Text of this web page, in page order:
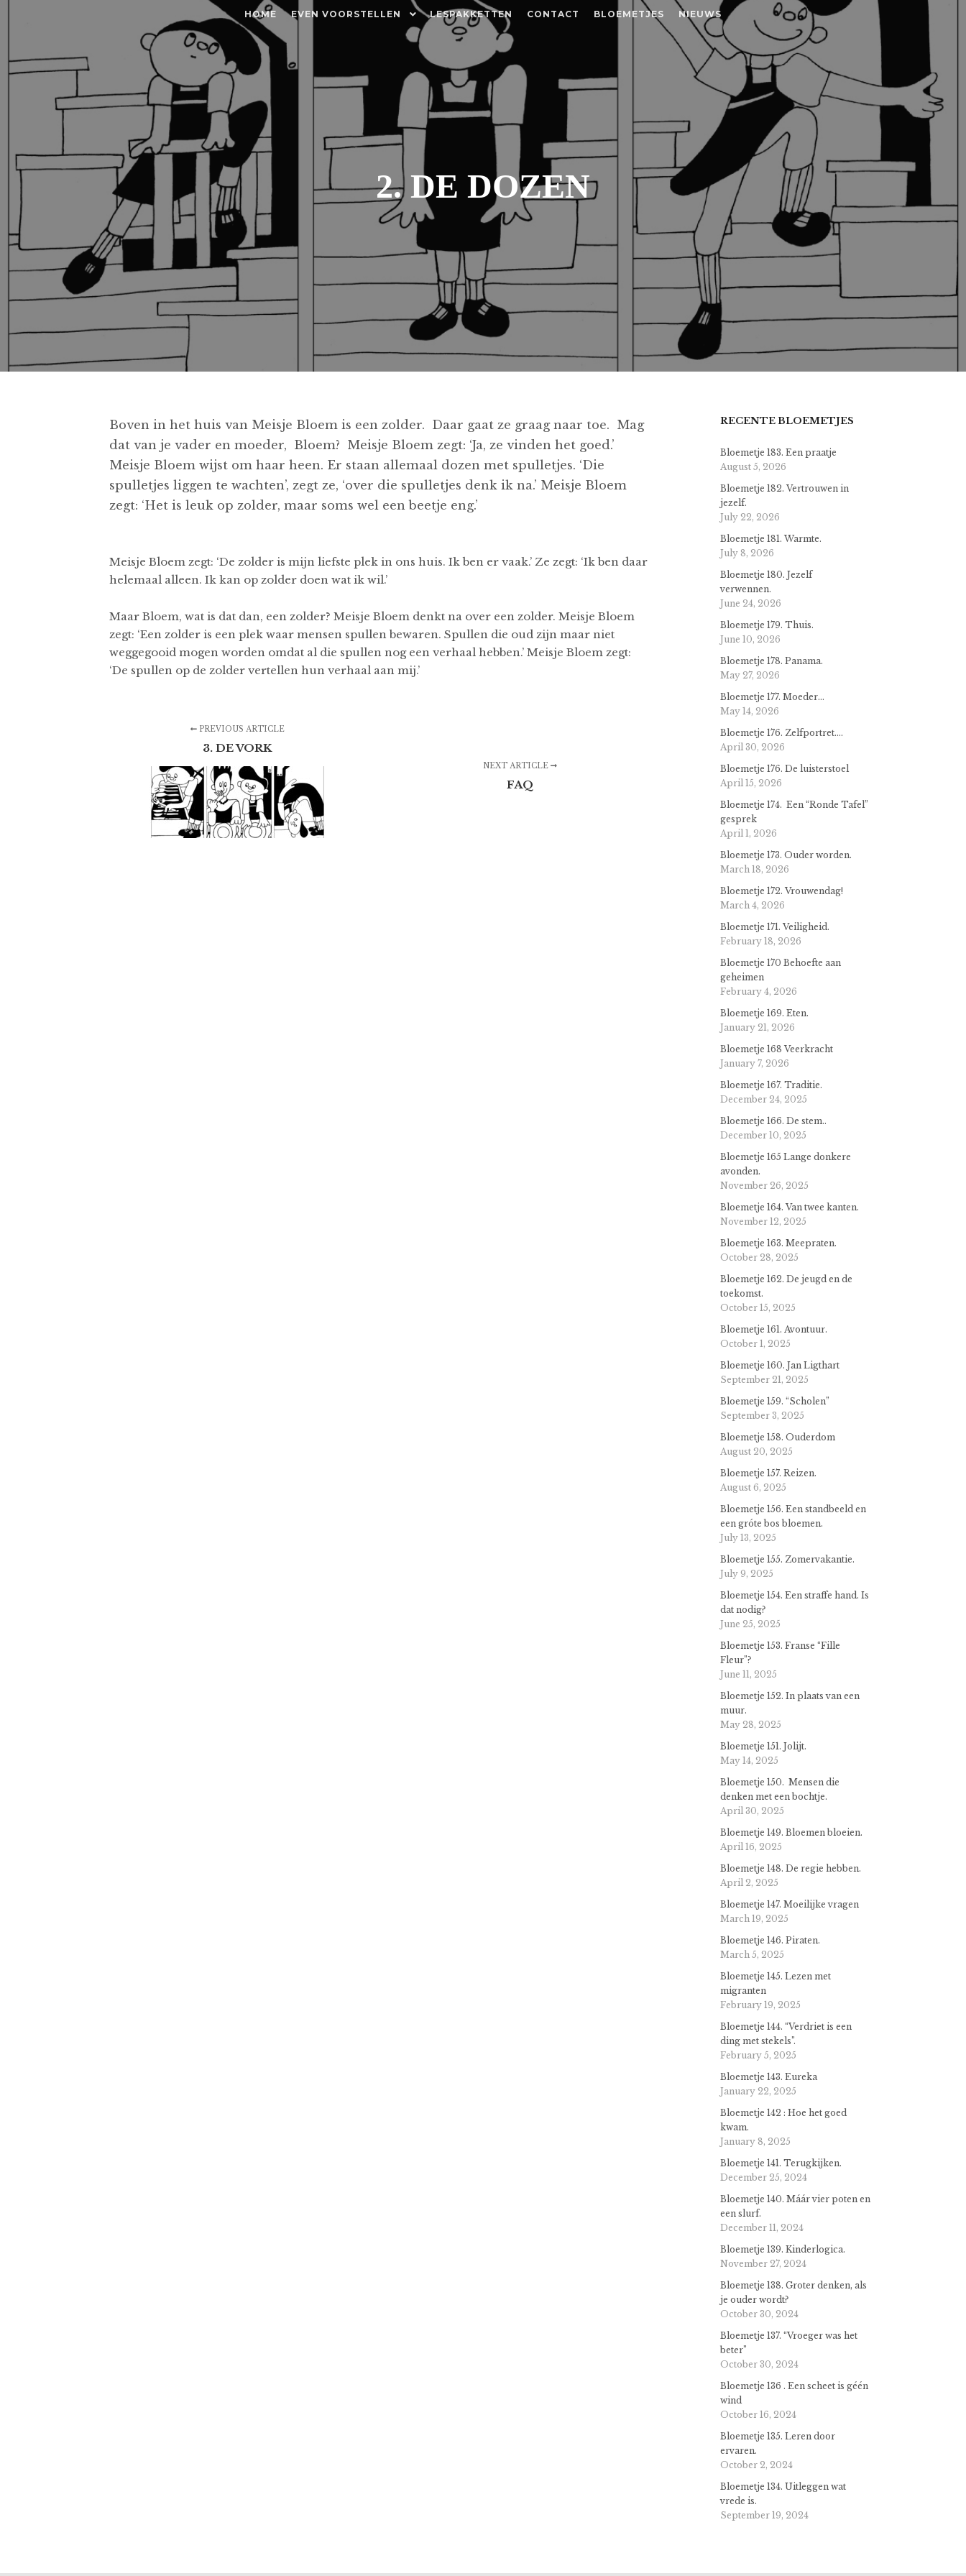
HOME EVEN VOORSTELLEN LESPAKKETTEN CONTACT BLOEMETJES NIEUWS
2. DE DOZEN
Boven in het huis van Meisje Bloem is een zolder. Daar gaat ze graag naar toe. Mag
dat van je vader en moeder, Bloem? Meisje Bloem zegt: ‘Ja, ze vinden het goed.’
Meisje Bloem wijst om haar heen. Er staan allemaal dozen met spulletjes. ‘Die
spulletjes liggen te wachten’, zegt ze, ‘over die spulletjes denk ik na.’ Meisje Bloem
zegt: ‘Het is leuk op zolder, maar soms wel een beetje eng.’
Meisje Bloem zegt: ‘De zolder is mijn liefste plek in ons huis. Ik ben er vaak.’ Ze zegt: ‘Ik ben daar
helemaal alleen. Ik kan op zolder doen wat ik wil.’
Maar Bloem, wat is dat dan, een zolder? Meisje Bloem denkt na over een zolder. Meisje Bloem
zegt: ‘Een zolder is een plek waar mensen spullen bewaren. Spullen die oud zijn maar niet
weggegooid mogen worden omdat al die spullen nog een verhaal hebben.’ Meisje Bloem zegt:
‘De spullen op de zolder vertellen hun verhaal aan mij.’
PREVIOUS ARTICLE
3. DE VORK
NEXT ARTICLE
FAQ
RECENTE BLOEMETJES
Bloemetje 183. Een praatje
August 5, 2026
Bloemetje 182. Vertrouwen in
jezelf.
July 22, 2026
Bloemetje 181. Warmte.
July 8, 2026
Bloemetje 180. Jezelf
verwennen.
June 24, 2026
Bloemetje 179. Thuis.
June 10, 2026
Bloemetje 178. Panama.
May 27, 2026
Bloemetje 177. Moeder…
May 14, 2026
Bloemetje 176. Zelfportret….
April 30, 2026
Bloemetje 176. De luisterstoel
April 15, 2026
Bloemetje 174. Een “Ronde Tafel”
gesprek
April 1, 2026
Bloemetje 173. Ouder worden.
March 18, 2026
Bloemetje 172. Vrouwendag!
March 4, 2026
Bloemetje 171. Veiligheid.
February 18, 2026
Bloemetje 170 Behoefte aan
geheimen
February 4, 2026
Bloemetje 169. Eten.
January 21, 2026
Bloemetje 168 Veerkracht
January 7, 2026
Bloemetje 167. Traditie.
December 24, 2025
Bloemetje 166. De stem..
December 10, 2025
Bloemetje 165 Lange donkere
avonden.
November 26, 2025
Bloemetje 164. Van twee kanten.
November 12, 2025
Bloemetje 163. Meepraten.
October 28, 2025
Bloemetje 162. De jeugd en de
toekomst.
October 15, 2025
Bloemetje 161. Avontuur.
October 1, 2025
Bloemetje 160. Jan Ligthart
September 21, 2025
Bloemetje 159. “Scholen”
September 3, 2025
Bloemetje 158. Ouderdom
August 20, 2025
Bloemetje 157. Reizen.
August 6, 2025
Bloemetje 156. Een standbeeld en
een gróte bos bloemen.
July 13, 2025
Bloemetje 155. Zomervakantie.
July 9, 2025
Bloemetje 154. Een straffe hand. Is
dat nodig?
June 25, 2025
Bloemetje 153. Franse “Fille
Fleur”?
June 11, 2025
Bloemetje 152. In plaats van een
muur.
May 28, 2025
Bloemetje 151. Jolijt.
May 14, 2025
Bloemetje 150. Mensen die
denken met een bochtje.
April 30, 2025
Bloemetje 149. Bloemen bloeien.
April 16, 2025
Bloemetje 148. De regie hebben.
April 2, 2025
Bloemetje 147. Moeilijke vragen
March 19, 2025
Bloemetje 146. Piraten.
March 5, 2025
Bloemetje 145. Lezen met
migranten
February 19, 2025
Bloemetje 144. “Verdriet is een
ding met stekels”.
February 5, 2025
Bloemetje 143. Eureka
January 22, 2025
Bloemetje 142 : Hoe het goed
kwam.
January 8, 2025
Bloemetje 141. Terugkijken.
December 25, 2024
Bloemetje 140. Máár vier poten en
een slurf.
December 11, 2024
Bloemetje 139. Kinderlogica.
November 27, 2024
Bloemetje 138. Groter denken, als
je ouder wordt?
October 30, 2024
Bloemetje 137. “Vroeger was het
beter”
October 30, 2024
Bloemetje 136 . Een scheet is géén
wind
October 16, 2024
Bloemetje 135. Leren door
ervaren.
October 2, 2024
Bloemetje 134. Uitleggen wat
vrede is.
September 19, 2024